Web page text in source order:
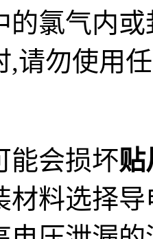
的氯气内
,请勿使用
能会损坏贴
材料选择